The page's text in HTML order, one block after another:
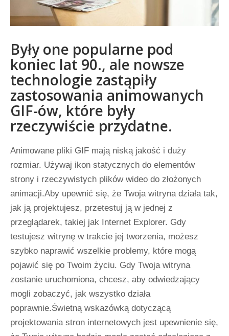
Były one popularne pod
koniec lat 90., ale nowsze
technologie zastąpiły
zastosowania animowanych
GIF-ów, które były
rzeczywiście przydatne.
Animowane pliki GIF mają niską jakość i duży
rozmiar. Używaj ikon statycznych do elementów
strony i rzeczywistych plików wideo do złożonych
animacji.Aby upewnić się, że Twoja witryna działa tak,
jak ją projektujesz, przetestuj ją w jednej z
przeglądarek, takiej jak Internet Explorer. Gdy
testujesz witrynę w trakcie jej tworzenia, możesz
szybko naprawić wszelkie problemy, które mogą
pojawić się po Twoim życiu. Gdy Twoja witryna
zostanie uruchomiona, chcesz, aby odwiedzający
mogli zobaczyć, jak wszystko działa
poprawnie.Świetną wskazówką dotyczącą
projektowania stron internetowych jest upewnienie się,